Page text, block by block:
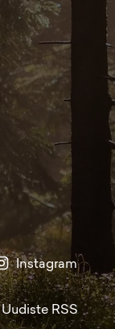
Instagram
Uudiste RSS